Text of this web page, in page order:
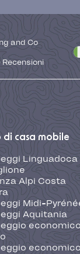
and Co
Recensioni
di casa mobile
Linguadoca
Alpi Costa
Midi-
Aquitania